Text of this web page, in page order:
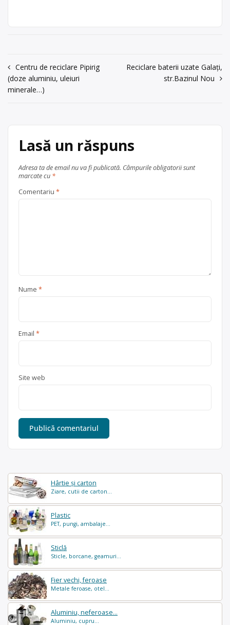
Hârtie și carton
Ziare, cutii de carton...
Plastic
PET, pungi, ambalaje...
Sticlă
Sticle, borcane, geamuri...
Fier vechi, feroase
Metale feroase, otel...
Aluminiu, neferoase...
Aluminiu, cupru...
județul Neamț
Săvinești
acum 6 ani
Trimite un mesaj
Navigare
în
Centru de reciclare Pipirig
(doze aluminiu, uleiuri
minerale…)
Reciclare baterii uzate Galați,
str.Bazinul Nou
Lasă un răspuns
Adresa ta de email nu va fi publicată. Câmpurile obligatorii sunt
marcate cu *
Comentariu *
Nume *
Email *
Site web